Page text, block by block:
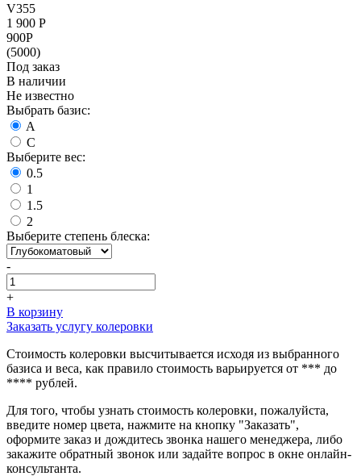
V355
1 900 P
900P
(5000)
Под заказ
В наличии
Не известно
Выбрать базис:
A
C
Выберите вес:
0.5
1
1.5
2
Выберите степень блеска:
-
+
В корзину
Заказать услугу колеровки
Стоимость колеровки высчитывается исходя из выбранного
базиса и веса, как правило стоимость варьируется от *** до
**** рублей.
Для того, чтобы узнать стоимость колеровки, пожалуйста,
введите номер цвета, нажмите на кнопку "Заказать",
оформите заказ и дождитесь звонка нашего менеджера, либо
закажите обратный звонок или задайте вопрос в окне онлайн-
консультанта.